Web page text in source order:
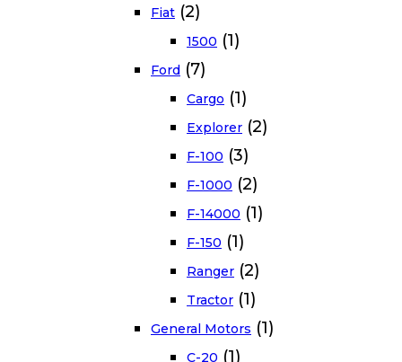
Fiat (2)
1500 (1)
Ford (7)
Cargo (1)
Explorer (2)
F-100 (3)
F-1000 (2)
F-14000 (1)
F-150 (1)
Ranger (2)
Tractor (1)
General Motors (1)
C-20 (1)